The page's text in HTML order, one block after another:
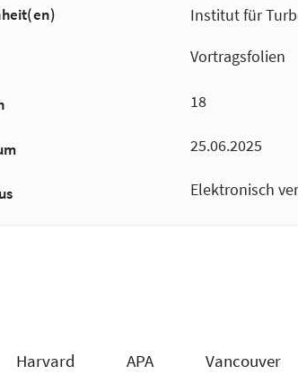
Institut für
Vortragsfolien
18
25.06.2025
Elektronisch
Harvard APA Vancouver